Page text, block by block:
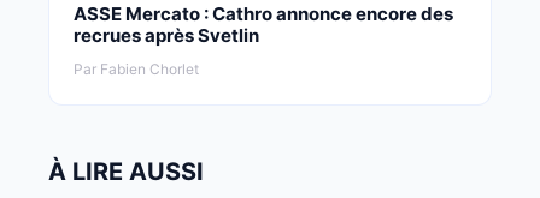
ASSE Mercato : Cathro annonce encore des
recrues après Svetlin
Par Fabien Chorlet
À LIRE AUSSI